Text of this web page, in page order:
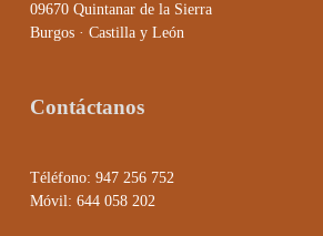
09670 Quintanar de la Sierra
Burgos · Castilla y León
Contáctanos
Téléfono: 947 256 752
Móvil: 644 058 202